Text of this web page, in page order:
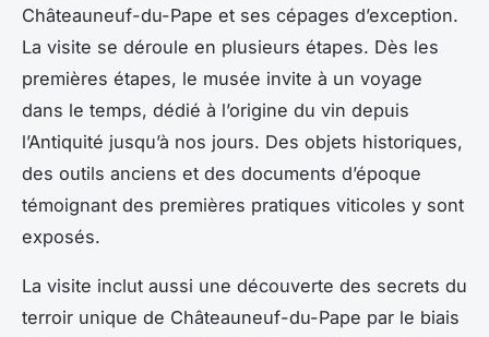
Châteauneuf-du-Pape et ses cépages d’exception.
La visite se déroule en plusieurs étapes. Dès les
premières étapes, le musée invite à un voyage
dans le temps, dédié à l’origine du vin depuis
l’Antiquité jusqu’à nos jours. Des objets historiques,
des outils anciens et des documents d’époque
témoignant des premières pratiques viticoles y sont
exposés.
La visite inclut aussi une découverte des secrets du
terroir unique de Châteauneuf-du-Pape par le biais